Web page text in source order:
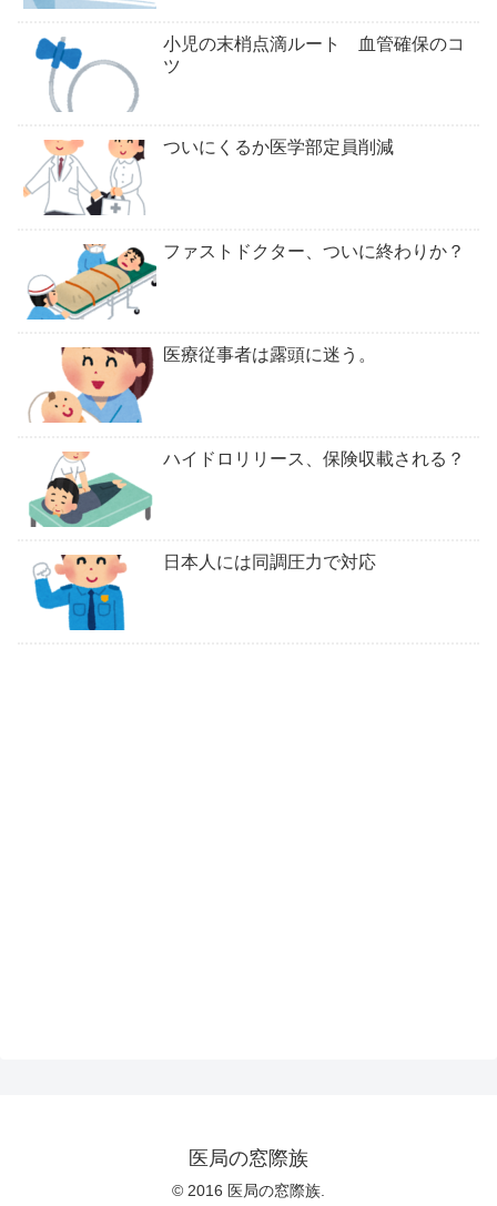
小児の末梢点滴ルート 血管確保のコ
ツ
ついにくるか医学部定員削減
ファストドクター、ついに終わりか？
医療従事者は露頭に迷う。
ハイドロリリース、保険収載される？
日本人には同調圧力で対応
医局の窓際族
© 2016 医局の窓際族.